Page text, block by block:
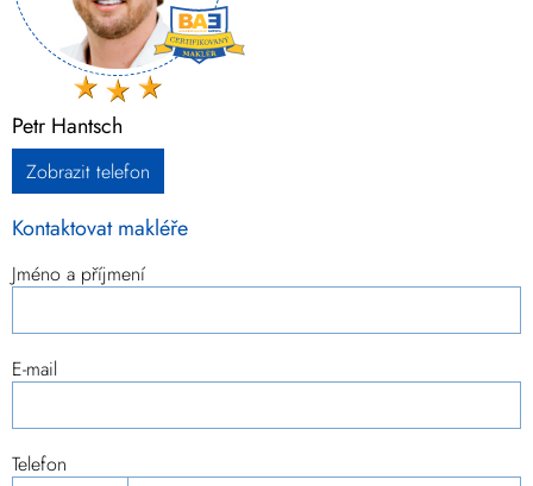
Petr Hantsch
Zobrazit telefon
Kontaktovat makléře
Jméno a příjmení
E-mail
Telefon